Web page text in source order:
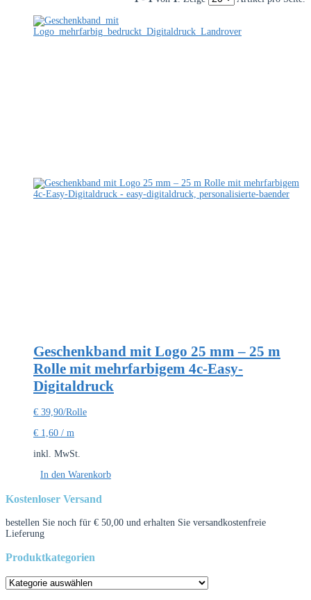
Geschenkband mit Logo 25 mm – 25 m
Rolle mit mehrfarbigem 4c-Easy-
Digitaldruck
€ 39,90/Rolle
€ 1,60 / m
inkl. MwSt.
In den Warenkorb
Kostenloser Versand
bestellen Sie noch für € 50,00 und erhalten Sie versandkostenfreie
Lieferung
Produktkategorien